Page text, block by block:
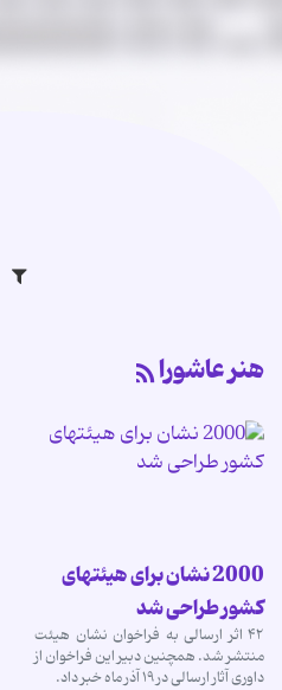
هنر عاشورا
2000 نشان برای هیئتهای
کشور طراحی شد
۴۲ اثر ارسالی به فراخوان نشان هیئت
منتشر شد. همچنین دبیر این فراخوان از
داوری آثار ارسالی در ۱۹ آذر ماه خبر داد.